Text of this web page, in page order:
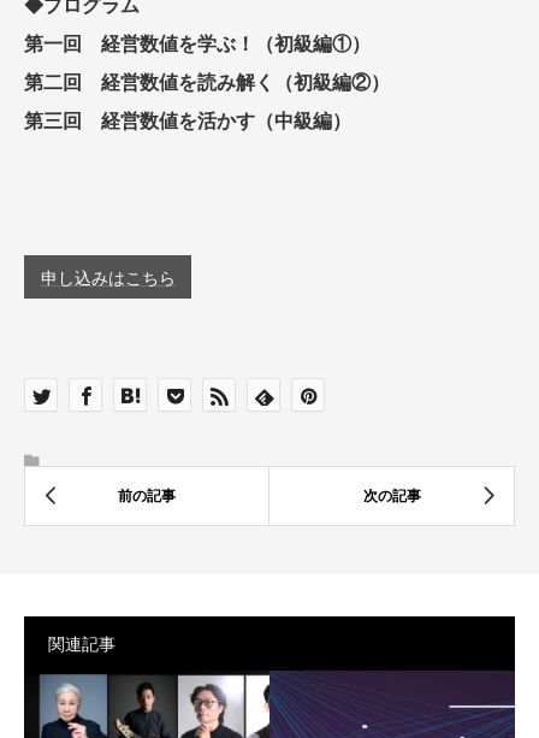
第一回 経営数値を学ぶ！（初級編①）
第二回 経営数値を読み解く（初級編②）
第三回 経営数値を活かす（中級編）
申し込みはこちら
関連記事